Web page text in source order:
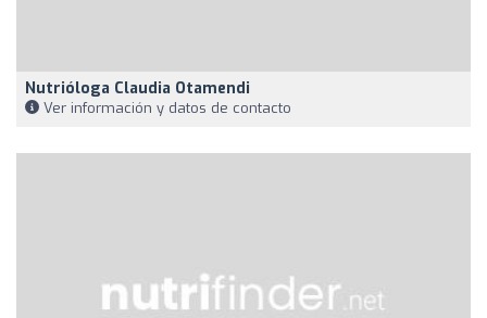
Nutrióloga Claudia Otamendi
Ver información y datos de contacto